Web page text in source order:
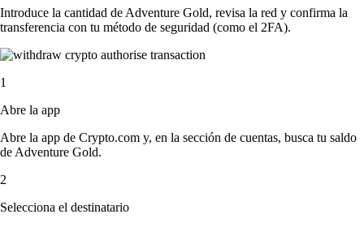
Introduce la cantidad de Adventure Gold, revisa la red y confirma la
transferencia con tu método de seguridad (como el 2FA).
1
Abre la app
Abre la app de Crypto.com y, en la sección de cuentas, busca tu saldo
de Adventure Gold.
2
Selecciona el destinatario